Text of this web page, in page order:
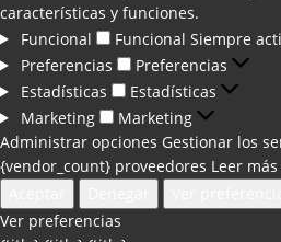
características y funciones.
Funcional
Funcional Siempre
Preferencias
Preferencias
Estadísticas
Estadísticas
Marketing
Marketing
Administrar opciones Gestionar los
{vendor_count} proveedores Leer
Ver preferencias